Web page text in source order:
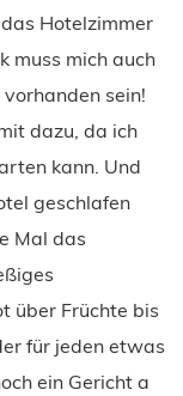
Hotelzimmer
muss mich auch
sein!
dazu, da ich
kann. Und
geschlafen
Mal das
über Früchte bis
für jeden etwas
ein Gericht a